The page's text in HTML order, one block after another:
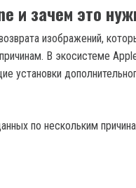
и зачем это
изображений,
В экосистеме
установки
по нескольким